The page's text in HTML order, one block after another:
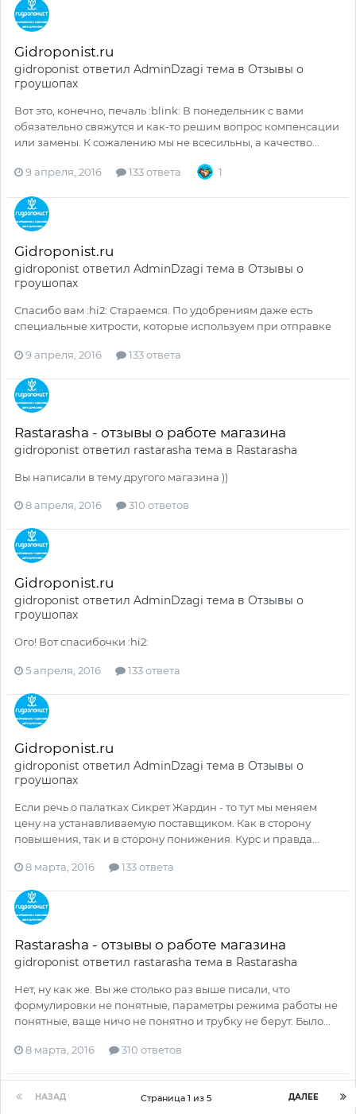
Gidroponist.ru
gidroponist ответил AdminDzagi тема в Отзывы о
гроушопах
Вот это, конечно, печаль :blink: В понедельник с вами
обязательно свяжутся и как-то решим вопрос компенсации
или замены. К сожалению мы не всесильны, а качество...
9 апреля, 2016 133 ответа 1
Gidroponist.ru
gidroponist ответил AdminDzagi тема в Отзывы о
гроушопах
Спасибо вам :hi2: Стараемся. По удобрениям даже есть
специальные хитрости, которые используем при отправке
9 апреля, 2016 133 ответа
Rastarasha - отзывы о работе магазина
gidroponist ответил rastarasha тема в Rastarasha
Вы написали в тему другого магазина ))
8 апреля, 2016 310 ответов
Gidroponist.ru
gidroponist ответил AdminDzagi тема в Отзывы о
гроушопах
Ого! Вот спасибочки :hi2:
5 апреля, 2016 133 ответа
Gidroponist.ru
gidroponist ответил AdminDzagi тема в Отзывы о
гроушопах
Если речь о палатках Сикрет Жардин - то тут мы меняем
цену на устанавливаемую поставщиком. Как в сторону
повышения, так и в сторону понижения. Курс и правда...
8 марта, 2016 133 ответа
Rastarasha - отзывы о работе магазина
gidroponist ответил rastarasha тема в Rastarasha
Нет, ну как же. Вы же столько раз выше писали, что
формулировки не понятные, параметры режима работы не
понятные, ваще ничо не понятно и трубку не берут. Было...
8 марта, 2016 310 ответов
НАЗАД ДАЛЕЕ
Страница 1 из 5